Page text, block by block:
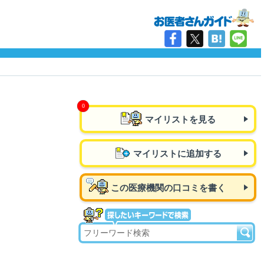
マイリストを見る
マイリストに追加する
この医療機関の口コミを書く